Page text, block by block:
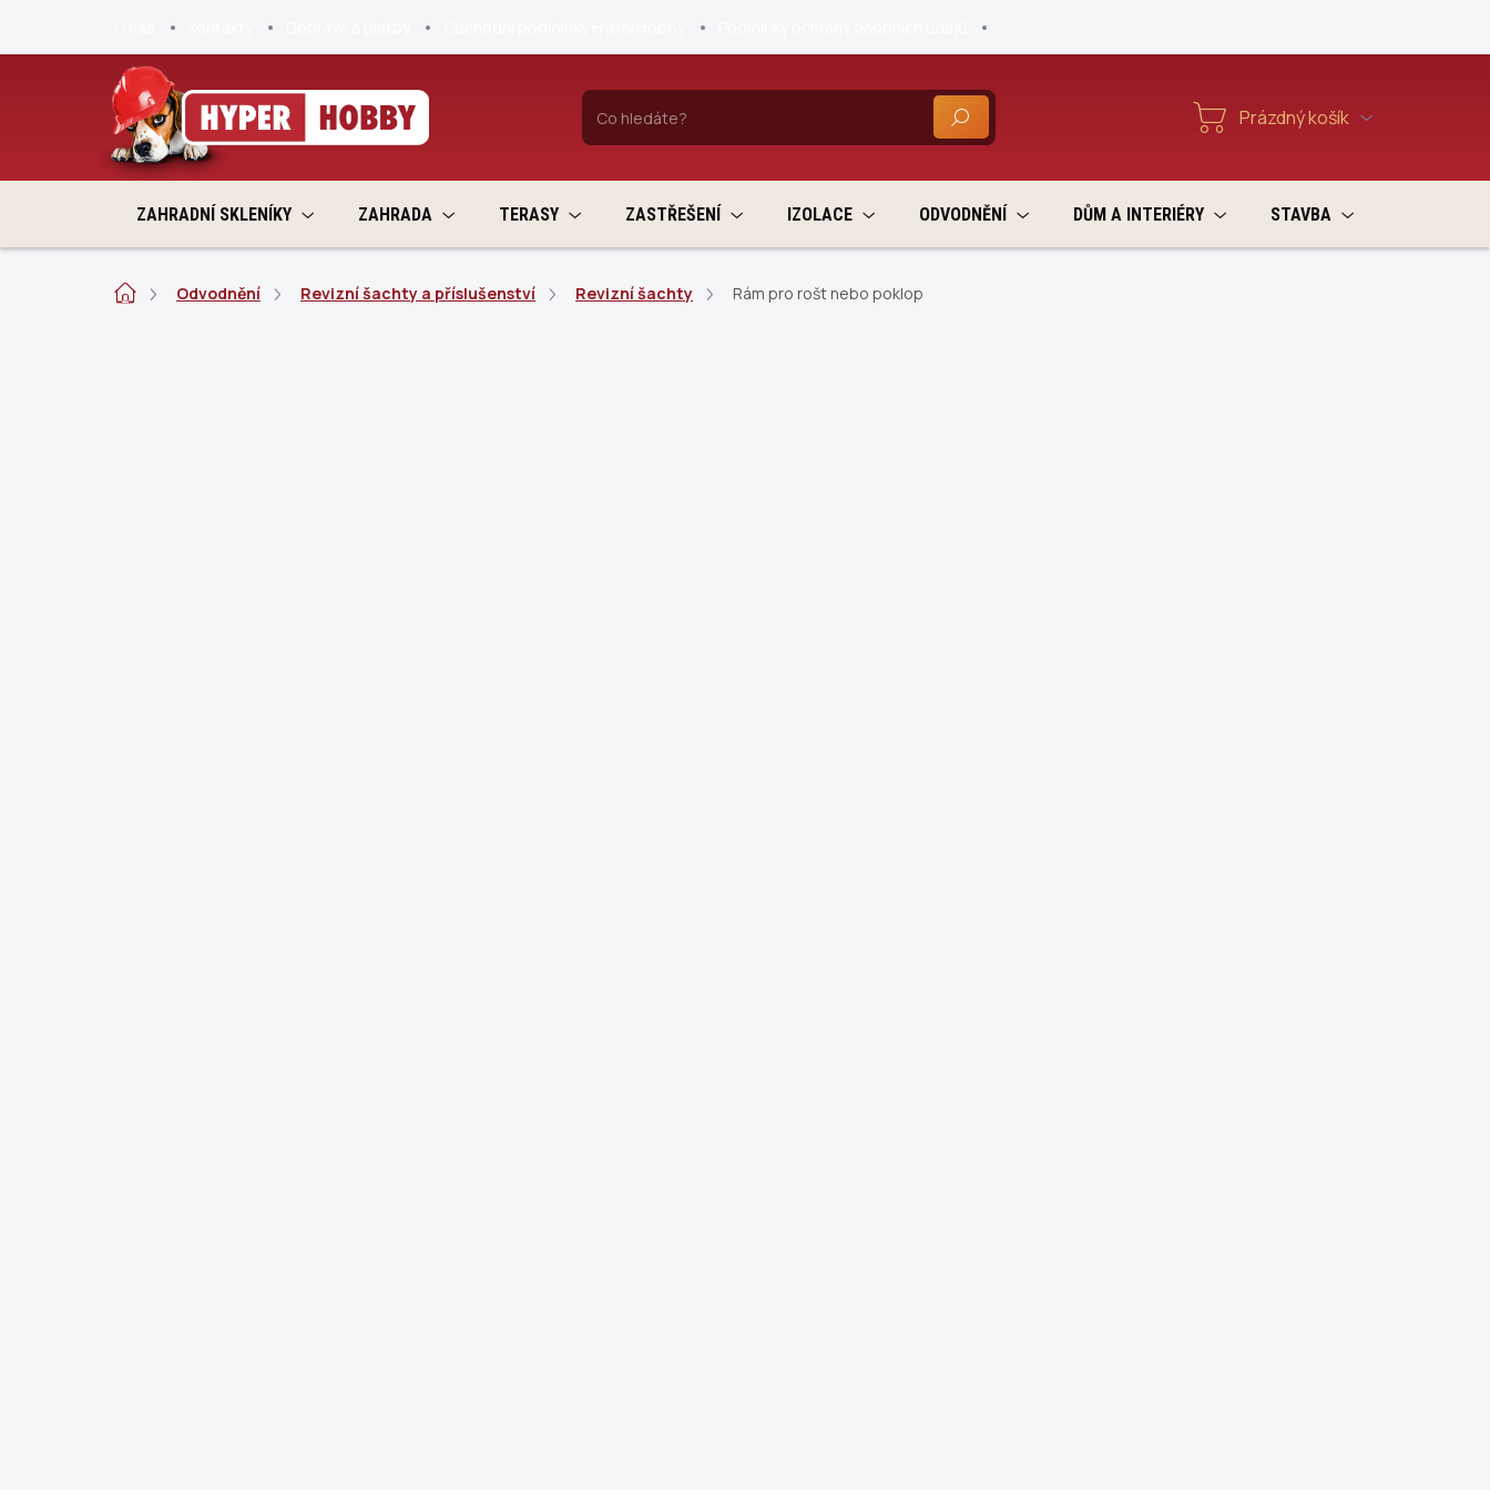
obsah
HLEDAT Nákupní
Prázdný košík
ZAHRADNÍ SKLENÍKY ZAHRADA TERASY ZASTŘEŠENÍ IZOLACE ODVODNĚNÍ DŮM A INTERIÉRY STAVBA
DomůOdvodnění Revizní šachty a příslušenství Revizní šachty Rám pro rošt nebo poklop